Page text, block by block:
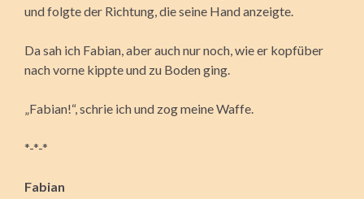
und folgte der Richtung, die seine Hand anzeigte.
Da sah ich Fabian, aber auch nur noch, wie er kopfüber
nach vorne kippte und zu Boden ging.
„Fabian!“, schrie ich und zog meine Waffe.
*-*-*
Fabian